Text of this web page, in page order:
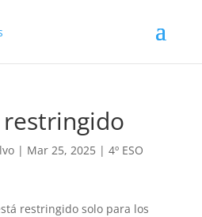
| Mar 25, 2025| 4º ESO
restringido solo para los